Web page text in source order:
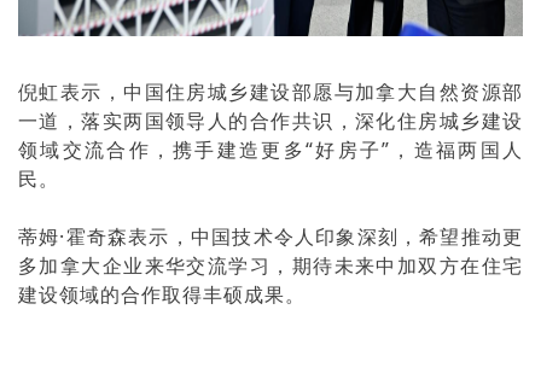
倪虹表示，中国住房城乡建设部愿与加拿大自然资源部
一道，落实两国领导人的合作共识，深化住房城乡建设
领域交流合作，携手建造更多“好房子”，造福两国人
民。
蒂姆·霍奇森表示，中国技术令人印象深刻，希望推动更
多加拿大企业来华交流学习，期待未来中加双方在住宅
建设领域的合作取得丰硕成果。